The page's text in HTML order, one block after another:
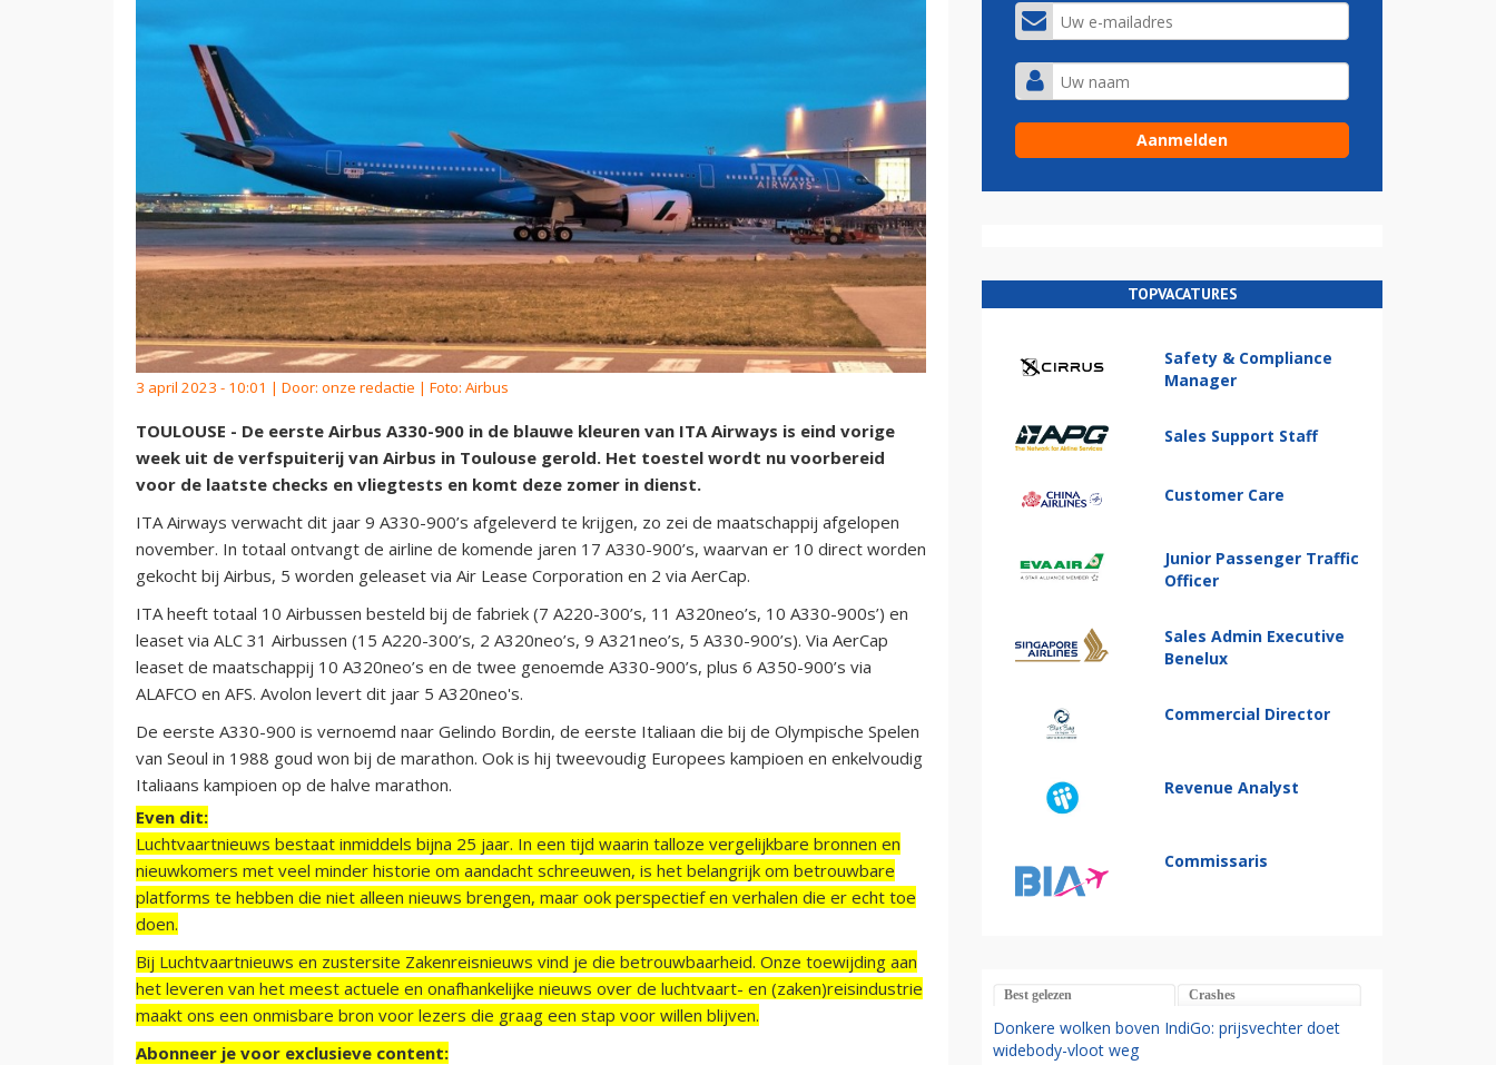
3 april 2023 - 10:01 | Door: onze redactie | Foto: Airbus
TOULOUSE - De eerste Airbus A330-900 in de blauwe kleuren van ITA Airways is eind vorige
week uit de verfspuiterij van Airbus in Toulouse gerold. Het toestel wordt nu voorbereid
voor de laatste checks en vliegtests en komt deze zomer in dienst.
ITA Airways verwacht dit jaar 9 A330-900’s afgeleverd te krijgen, zo zei de maatschappij afgelopen
november. In totaal ontvangt de airline de komende jaren 17 A330-900’s, waarvan er 10 direct worden
gekocht bij Airbus, 5 worden geleaset via Air Lease Corporation en 2 via AerCap.
ITA heeft totaal 10 Airbussen besteld bij de fabriek (7 A220-300’s, 11 A320neo’s, 10 A330-900s’) en
leaset via ALC 31 Airbussen (15 A220-300’s, 2 A320neo’s, 9 A321neo’s, 5 A330-900’s). Via AerCap
leaset de maatschappij 10 A320neo’s en de twee genoemde A330-900’s, plus 6 A350-900’s via
ALAFCO en AFS. Avolon levert dit jaar 5 A320neo's.
De eerste A330-900 is vernoemd naar Gelindo Bordin, de eerste Italiaan die bij de Olympische Spelen
van Seoul in 1988 goud won bij de marathon. Ook is hij tweevoudig Europees kampioen en enkelvoudig
Italiaans kampioen op de halve marathon.
Even dit:
Luchtvaartnieuws bestaat inmiddels bijna 25 jaar. In een tijd waarin talloze vergelijkbare bronnen en
nieuwkomers met veel minder historie om aandacht schreeuwen, is het belangrijk om betrouwbare
platforms te hebben die niet alleen nieuws brengen, maar ook perspectief en verhalen die er echt toe
doen.
Bij Luchtvaartnieuws en zustersite Zakenreisnieuws vind je die betrouwbaarheid. Onze toewijding aan
het leveren van het meest actuele en onafhankelijke nieuws over de luchtvaart- en (zaken)reisindustrie
maakt ons een onmisbare bron voor lezers die graag een stap voor willen blijven.
Abonneer je voor exclusieve content:
TOPVACATURES
Safety & Compliance
Manager
Sales Support Staff
Customer Care
Junior Passenger Traffic
Officer
Sales Admin Executive
Benelux
Commercial Director
Revenue Analyst
Commissaris
Best gelezen Crashes
Donkere wolken boven IndiGo: prijsvechter doet
widebody-vloot weg